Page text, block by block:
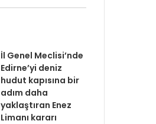
İl Genel Meclisi’nde
Edirne’yi deniz
hudut kapısına bir
adım daha
yaklaştıran Enez
Limanı kararı